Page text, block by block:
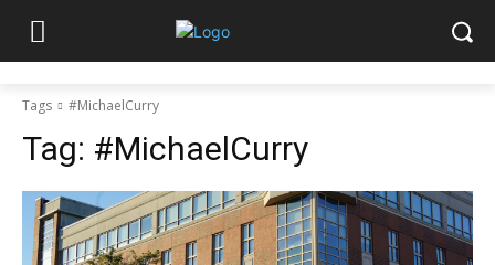
Tags #MichaelCurry
Tag: #MichaelCurry